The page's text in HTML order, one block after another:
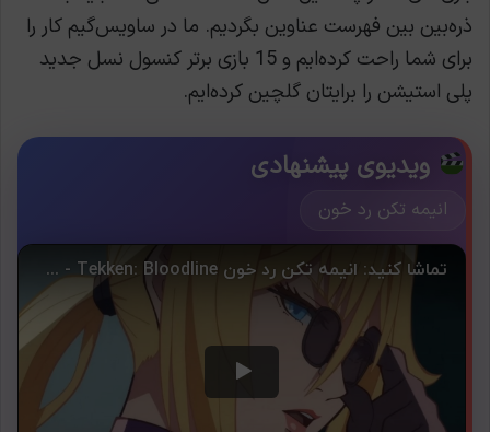
ذره‌بین بین فهرست عناوین بگردیم. ما در ساویس‌گیم کار را
برای شما راحت کرده‌ایم و 15 بازی برتر کنسول نسل جدید
پلی استیشن را برایتان گلچین کرده‌ایم.
ویدیوی پیشنهادی
انیمه تکن رد خون